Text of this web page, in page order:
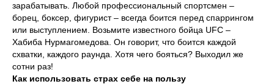
зарабатывать. Любой профессиональный спортсмен –
борец, боксер, фигурист – всегда боится перед спаррингом
или выступлением. Возьмите известного бойца UFC –
Хабиба Нурмагомедова. Он говорит, что боится каждой
схватки, каждого раунда. Хотя чего бояться? Выходил же
сотни раз!
Как использовать страх себе на пользу